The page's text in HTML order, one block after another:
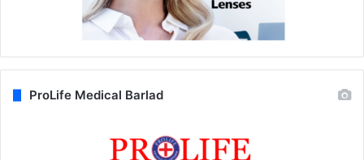
ProLife Medical Barlad